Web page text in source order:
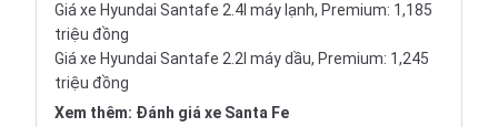
Giá xe Hyundai Santafe 2.4l máy lạnh, Premium: 1,185
triệu đồng
Giá xe Hyundai Santafe 2.2l máy dầu, Premium: 1,245
triệu đồng
Xem thêm: Đánh giá xe Santa Fe